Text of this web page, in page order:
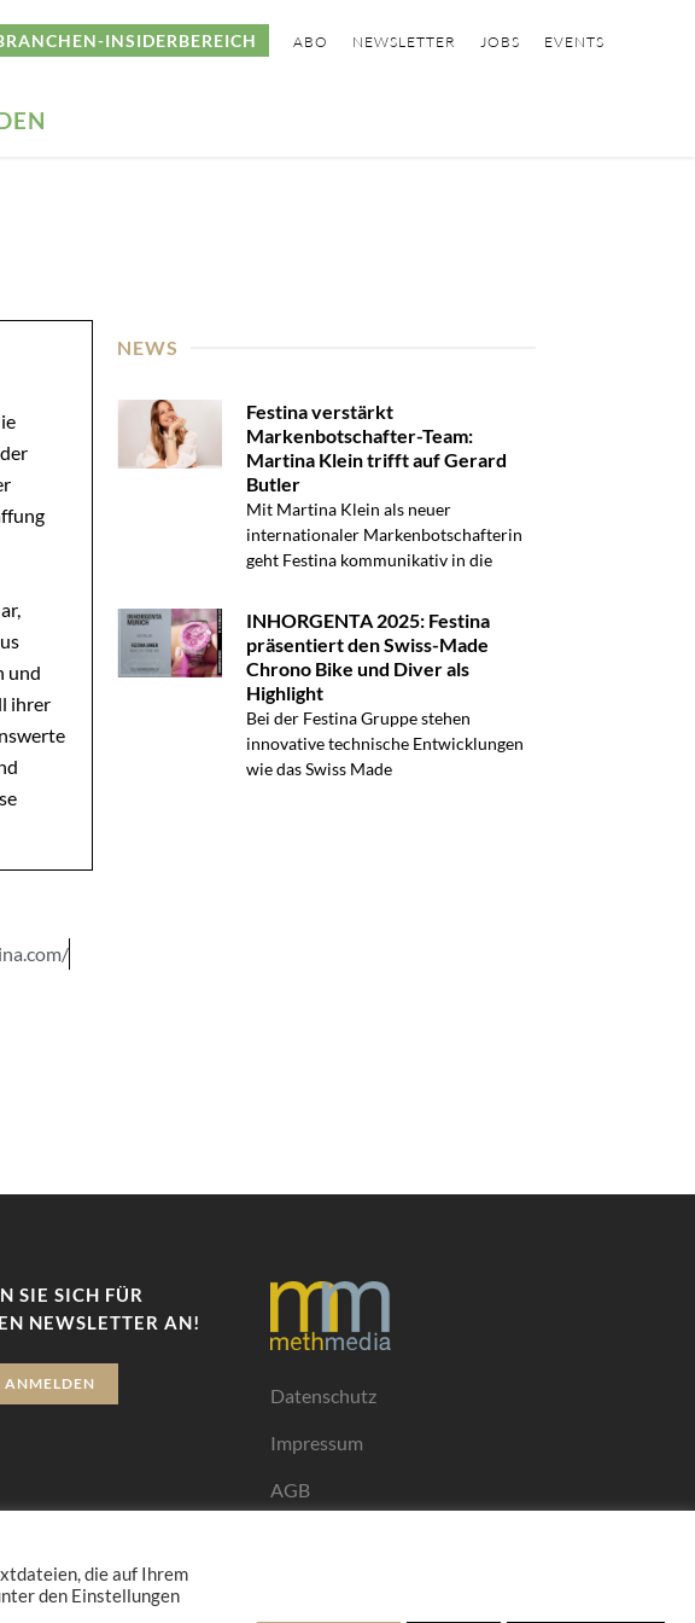
INSIDERBEREICH ABO NEWSLETTER JOBS EVENTS
und
ihrer
NEWS
Festina verstärkt
Markenbotschafter-Team:
Martina Klein trifft auf Gerard
Butler
Mit Martina Klein als neuer
internationaler Markenbotschafterin
geht Festina kommunikativ in die
INHORGENTA 2025: Festina
präsentiert den Swiss-Made
Chrono Bike und Diver als
Highlight
Bei der Festina Gruppe stehen
innovative technische Entwicklungen
wie das Swiss Made
SIE SICH FÜR
NEWSLETTER AN!
ANMELDEN
Datenschutz
Impressum
AGB
die auf Ihrem
den Einstellungen